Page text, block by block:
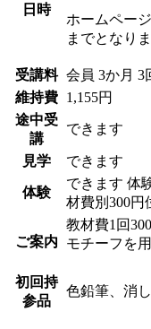
日時
ホームペー
までとなりま
受講料 会員 3か月 3
維持費
1,155円
途中受
講
できます
見学 できます
体験
できます 体
材費別300円
ご案内
教材費1回
モチーフを
初回持
参品
色鉛筆、消